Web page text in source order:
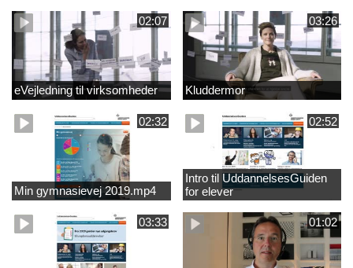
02:07
eVejledning til virksomheder
03:26
Kluddermor
02:32
Min gymnasievej 2019.mp4
02:52
Intro til UddannelsesGuiden
for elever
03:33 01:02